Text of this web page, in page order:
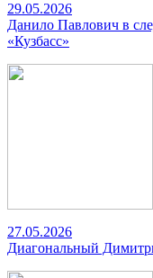
29.05.2026
Данило Павлович в
«Кузбасс»
27.05.2026
Диагональный